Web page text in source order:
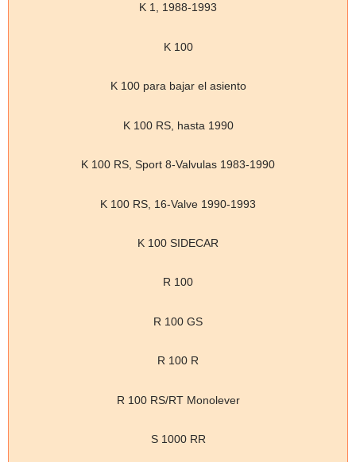
K 1, 1988-1993
K 100
K 100 para bajar el asiento
K 100 RS, hasta 1990
K 100 RS, Sport 8-Valvulas 1983-1990
K 100 RS, 16-Valve 1990-1993
K 100 SIDECAR
R 100
R 100 GS
R 100 R
R 100 RS/RT Monolever
S 1000 RR